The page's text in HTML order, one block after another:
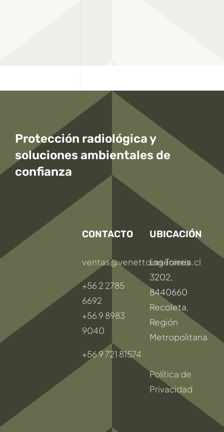
Protección radiológica y
soluciones ambientales de
confianza
CONTACTO
ventas@venettoingenieria.cl
+56 2 2785
6692
+56 9 8983
9040
+56 9 721 81574
UBICACIÓN
Las Torres
3202,
8440660
Recoleta,
Región
Metropolitana
Política de
Privacidad